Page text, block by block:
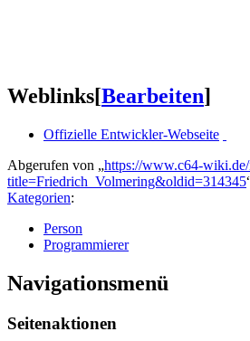
Weblinks[Bearbeiten]
Offizielle Entwickler-Webseite
Abgerufen von „https://www.c64-
title=Friedrich_Volmering&oldid=314345
Kategorien:
Person
Programmierer
Navigationsmenü
Seitenaktionen